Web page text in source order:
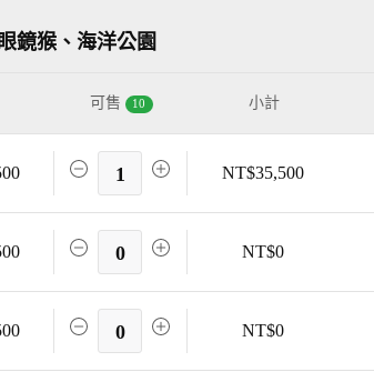
鏡猴、海洋公園
可售 10 小計
1 NT$35,500
0 NT$0
0 NT$0